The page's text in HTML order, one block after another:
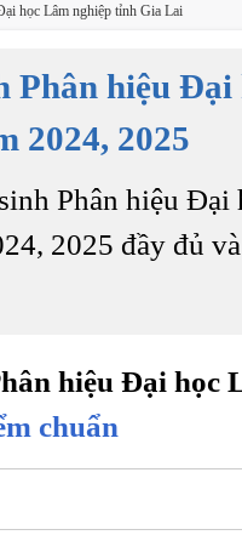
học Lâm nghiệp tỉnh Gia Lai
Phân hiệu
2024, 2025
Phân hiệu Đại
2025 đầy đủ
hiệu Đại học
chuẩn